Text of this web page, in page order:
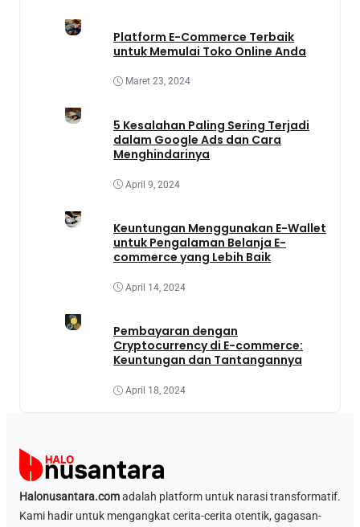
Platform E-Commerce Terbaik
untuk Memulai Toko Online Anda
Maret 23, 2024
5 Kesalahan Paling Sering Terjadi
dalam Google Ads dan Cara
Menghindarinya
April 9, 2024
Keuntungan Menggunakan E-Wallet
untuk Pengalaman Belanja E-
commerce yang Lebih Baik
April 14, 2024
Pembayaran dengan
Cryptocurrency di E-commerce:
Keuntungan dan Tantangannya
April 18, 2024
Halonusantara.comadalah platform untuk narasi transformatif.
Kami hadir untuk mengangkat cerita-cerita otentik, gagasan-